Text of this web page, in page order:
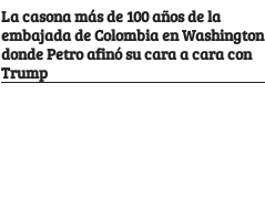
La casona más de 100 años de la
embajada de Colombia en Washington
donde Petro afinó su cara a cara con
Trump